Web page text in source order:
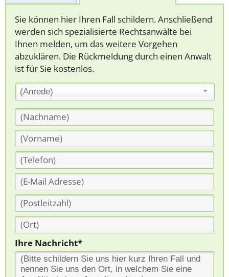
Sie können hier Ihren Fall schildern. Anschließend
werden sich spezialisierte Rechtsanwälte bei
Ihnen melden, um das weitere Vorgehen
abzuklären. Die Rückmeldung durch einen Anwalt
ist für Sie kostenlos.
(Anrede)
Ihre Nachricht*